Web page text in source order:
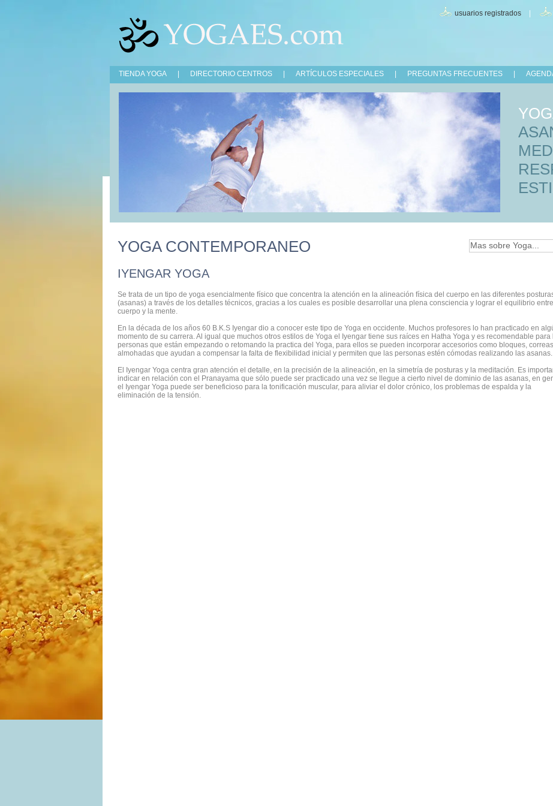
usuarios registrados
TIENDA YOGA DIRECTORIO CENTROS ARTÍCULOS ESPECIALES PREGUNTAS FRECUENTES
Mas sobre Yoga...
YOGA CONTEMPORANEO
IYENGAR YOGA
Se trata de un tipo de yoga esencialmente físico que concentra la atención en la alineación física del cuerpo en las diferentes
(asanas) a través de los detalles técnicos, gracias a los cuales es posible desarrollar una plena consciencia y lograr el equilibrio entre
cuerpo y la mente.
En la década de los años 60 B.K.S Iyengar dio a conocer este tipo de Yoga en occidente. Muchos profesores lo han practicado en
momento de su carrera. Al igual que muchos otros estilos de Yoga el Iyengar tiene sus raíces en Hatha Yoga y es recomendable para
personas que están empezando o retomando la practica del Yoga, para ellos se pueden incorporar accesorios como bloques,
almohadas que ayudan a compensar la falta de flexibilidad inicial y permiten que las personas estén cómodas realizando las asanas.
El Iyengar Yoga centra gran atención el detalle, en la precisión de la alineación, en la simetría de posturas y la meditación. Es
indicar en relación con el Pranayama que sólo puede ser practicado una vez se llegue a cierto nivel de dominio de las asanas, en
el Iyengar Yoga puede ser beneficioso para la tonificación muscular, para aliviar el dolor crónico, los problemas de espalda y la
eliminación de la tensión.